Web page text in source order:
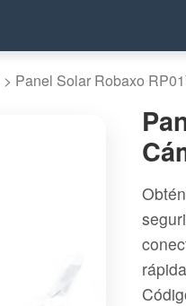
> Panel Solar Robaxo